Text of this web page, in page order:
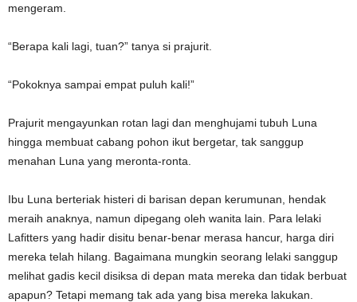
mengeram.
“Berapa kali lagi, tuan?” tanya si prajurit.
“Pokoknya sampai empat puluh kali!”
Prajurit mengayunkan rotan lagi dan menghujami tubuh Luna
hingga membuat cabang pohon ikut bergetar, tak sanggup
menahan Luna yang meronta-ronta.
Ibu Luna berteriak histeri di barisan depan kerumunan, hendak
meraih anaknya, namun dipegang oleh wanita lain. Para lelaki
Lafitters yang hadir disitu benar-benar merasa hancur, harga diri
mereka telah hilang. Bagaimana mungkin seorang lelaki sanggup
melihat gadis kecil disiksa di depan mata mereka dan tidak berbuat
apapun? Tetapi memang tak ada yang bisa mereka lakukan.